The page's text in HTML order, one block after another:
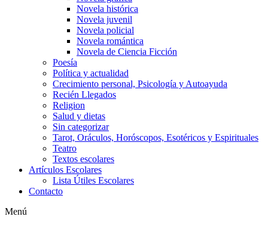
Novela histórica
Novela juvenil
Novela policial
Novela romántica
Novela de Ciencia Ficción
Poesía
Política y actualidad
Crecimiento personal, Psicología y Autoayuda
Recién Llegados
Religion
Salud y dietas
Sin categorizar
Tarot, Oráculos, Horóscopos, Esotéricos y Espirituales
Teatro
Textos escolares
Artículos Escolares
Lista Útiles Escolares
Contacto
Menú